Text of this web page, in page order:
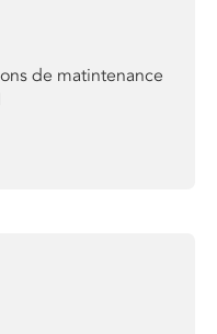
de matintenance